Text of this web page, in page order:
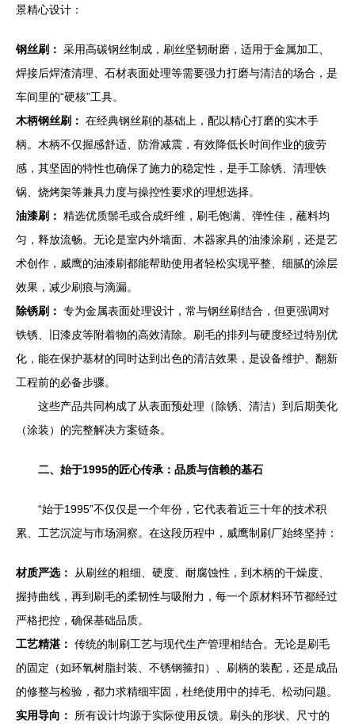
景精心设计：
钢丝刷： 采用高碳钢丝制成，刷丝坚韧耐磨，适用于金属加工、
焊接后焊渣清理、石材表面处理等需要强力打磨与清洁的场合，是
车间里的“硬核”工具。
木柄钢丝刷： 在经典钢丝刷的基础上，配以精心打磨的实木手
柄。木柄不仅握感舒适、防滑减震，有效降低长时间作业的疲劳
感，其坚固的特性也确保了施力的稳定性，是手工除锈、清理铁
锅、烧烤架等兼具力度与操控性要求的理想选择。
油漆刷： 精选优质鬃毛或合成纤维，刷毛饱满、弹性佳，蘸料均
匀，释放流畅。无论是室内外墙面、木器家具的油漆涂刷，还是艺
术创作，威鹰的油漆刷都能帮助使用者轻松实现平整、细腻的涂层
效果，减少刷痕与滴漏。
除锈刷： 专为金属表面处理设计，常与钢丝刷结合，但更强调对
铁锈、旧漆皮等附着物的高效清除。刷毛的排列与硬度经过特别优
化，能在保护基材的同时达到出色的清洁效果，是设备维护、翻新
工程前的必备步骤。
这些产品共同构成了从表面预处理（除锈、清洁）到后期美化
（涂装）的完整解决方案链条。
二、始于1995的匠心传承：品质与信赖的基石
“始于1995”不仅仅是一个年份，它代表着近三十年的技术积
累、工艺沉淀与市场洞察。在这段历程中，威鹰制刷厂始终坚持：
材质严选：
从刷丝的粗细、硬度、耐腐蚀性，到木柄的干燥度、
握持曲线，再到刷毛的柔韧性与吸附力，每一个原材料环节都经过
严格把控，确保基础品质。
工艺精湛： 传统的制刷工艺与现代生产管理相结合。无论是刷毛
的固定（如环氧树脂封装、不锈钢箍扣）、刷柄的装配，还是成品
的修整与检验，都力求精细牢固，杜绝使用中的掉毛、松动问题。
实用导向：
所有设计均源于实际使用反馈。刷头的形状、尺寸的